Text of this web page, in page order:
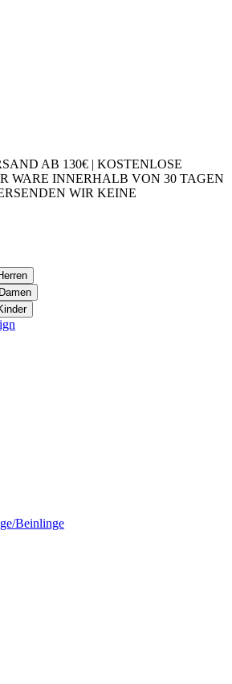
AB 130€ | KOSTENLOSE
WARE INNERHALB VON 30 TAGEN
WIR KEINE
Beinlinge